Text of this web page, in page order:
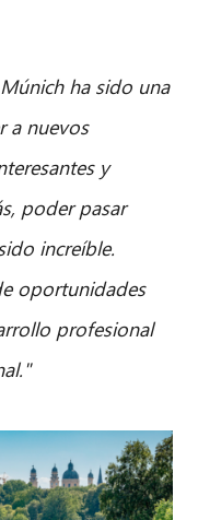
ha sido una
a nuevos
y
poder pasar
increíble.
oportunidades
profesional